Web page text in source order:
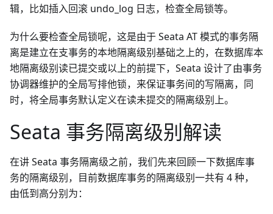
辑，比如插入回滚 undo_log 日志，检查全局锁等。
为什么要检查全局锁呢，这是由于 Seata AT 模式的事务隔
离是建立在支事务的本地隔离级别基础之上的，在数据库本
地隔离级别读已提交或以上的前提下，Seata 设计了由事务
协调器维护的全局写排他锁，来保证事务间的写隔离，同
时，将全局事务默认定义在读未提交的隔离级别上。
Seata 事务隔离级别解读
在讲 Seata 事务隔离级之前，我们先来回顾一下数据库事
务的隔离级别，目前数据库事务的隔离级别一共有 4 种，
由低到高分别为：